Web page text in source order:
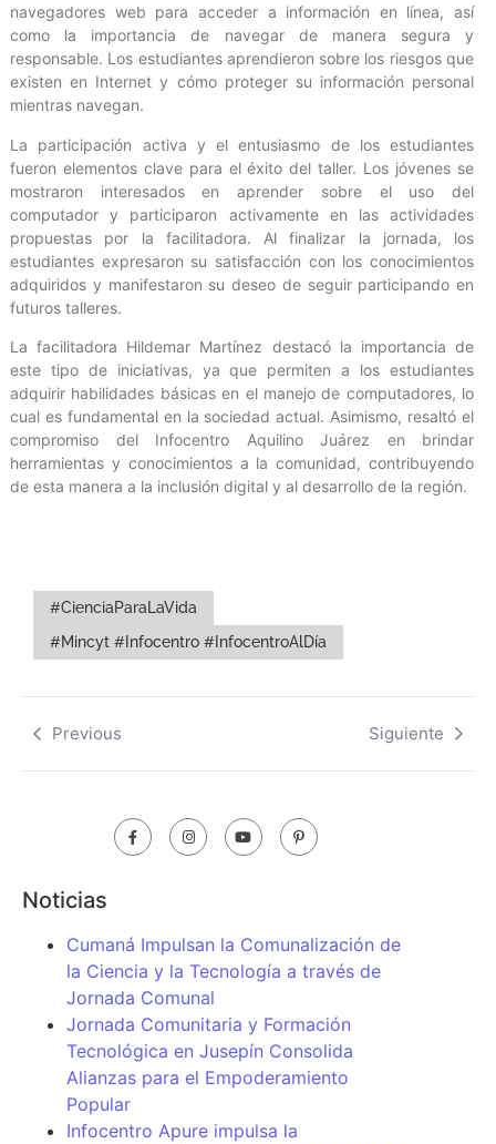
navegadores web para acceder a información en línea, así
como la importancia de navegar de manera segura y
responsable. Los estudiantes aprendieron sobre los riesgos que
existen en Internet y cómo proteger su información personal
mientras navegan.
La participación activa y el entusiasmo de los estudiantes
fueron elementos clave para el éxito del taller. Los jóvenes se
mostraron interesados en aprender sobre el uso del
computador y participaron activamente en las actividades
propuestas por la facilitadora. Al finalizar la jornada, los
estudiantes expresaron su satisfacción con los conocimientos
adquiridos y manifestaron su deseo de seguir participando en
futuros talleres.
La facilitadora Hildemar Martínez destacó la importancia de
este tipo de iniciativas, ya que permiten a los estudiantes
adquirir habilidades básicas en el manejo de computadores, lo
cual es fundamental en la sociedad actual. Asimismo, resaltó el
compromiso del Infocentro Aquilino Juárez en brindar
herramientas y conocimientos a la comunidad, contribuyendo
de esta manera a la inclusión digital y al desarrollo de la región.
#CienciaParaLaVida
#Mincyt #Infocentro #InfocentroAlDía
Previous Siguiente
Noticias
Cumaná Impulsan la Comunalización de
la Ciencia y la Tecnología a través de
Jornada Comunal
Jornada Comunitaria y Formación
Tecnológica en Jusepín Consolida
Alianzas para el Empoderamiento
Popular
Infocentro Apure impulsa la